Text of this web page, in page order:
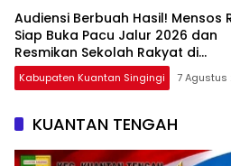
Audiensi Berbuah Hasil! Mensos
Siap Buka Pacu Jalur 2026 dan
Resmikan Sekolah Rakyat di
Kuansing
Kabupaten Kuantan Singingi 7 Agustus
KUANTAN TENGAH